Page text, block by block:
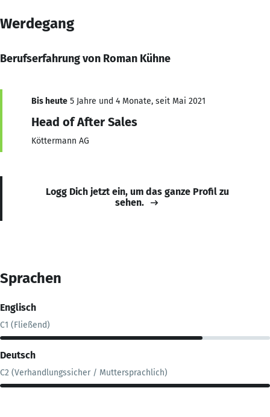
Werdegang
Berufserfahrung von Roman Kühne
Bis heute 5 Jahre und 4 Monate, seit Mai 2021
Head of After Sales
Köttermann AG
Logg Dich jetzt ein, um das ganze Profil zu
sehen.
Sprachen
Englisch
C1 (Fließend)
Deutsch
C2 (Verhandlungssicher / Muttersprachlich)